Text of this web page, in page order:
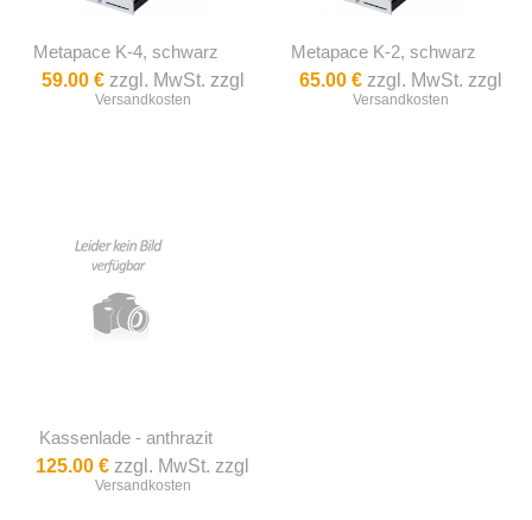
Metapace K-4, schwarz
59.00 €zzgl. MwSt. zzgl
Versandkosten
Metapace K-2, schwarz
65.00 € zzgl. MwSt. zzgl
Versandkosten
Kassenlade - anthrazit
125.00 € zzgl. MwSt. zzgl
Versandkosten